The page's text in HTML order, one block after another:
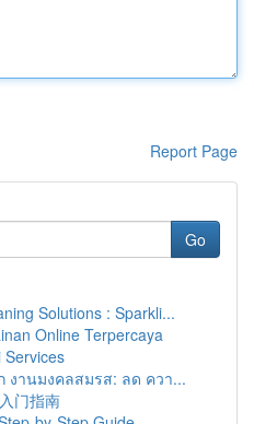
Report Page
Go
Solutions : Sparkli...
Online Terpercaya
Services
งานมงคลสมรส: ลด ควา...
门指南